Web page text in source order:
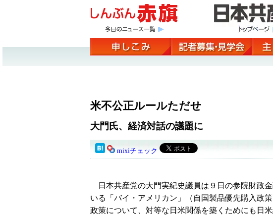
米不公正ルールただせ
大門氏、経済対話の議題に
mixiチェック
日本共産党の大門実紀史議員は９日の参院財政
いる「バイ・アメリカン」（自国製品優先購入政
政策について、対等な日米関係を築くためにも日